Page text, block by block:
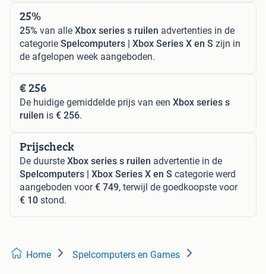
25%
25% van alle Xbox series s ruilen advertenties in de
categorie Spelcomputers | Xbox Series X en S zijn in
de afgelopen week aangeboden.
€ 256
De huidige gemiddelde prijs van een Xbox series s
ruilen is € 256.
Prijscheck
De duurste Xbox series s ruilen advertentie in de
Spelcomputers | Xbox Series X en S categorie werd
aangeboden voor€ 749, terwijl de goedkoopste voor
€ 10 stond.
Home Spelcomputers en Games